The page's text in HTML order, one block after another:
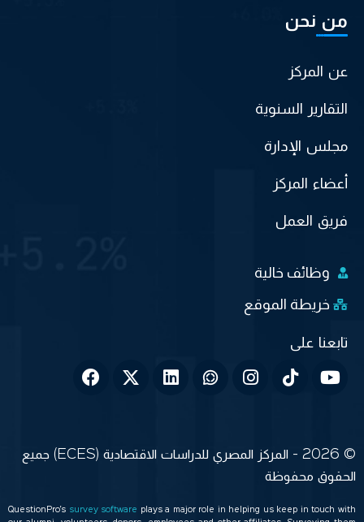
من نحن
عن المركز
التقارير السنوية
مجلس الإدارة
أعضاء المركز
فريق العمل
وظائف خالية
خريطة الموقع
© 2026 - المركز المصري للدراسات الاقتصادية (ECES) جميع
الحقوق محفوظة
QuestionPro’s survey software
plays a major role in helping us keep in touch with